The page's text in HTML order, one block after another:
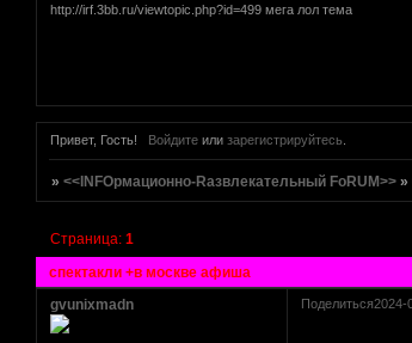
http://irf.3bb.ru/viewtopic.php?id=499 мега лол тема
Привет, Гость! Войдитеили зарегистрируйтесь.
»<<INFOрмационно-Rазвлекательный FoRUM>> »
спектакли +в москве афиша
Страница:1
Поделиться2024-
gvunixmadn